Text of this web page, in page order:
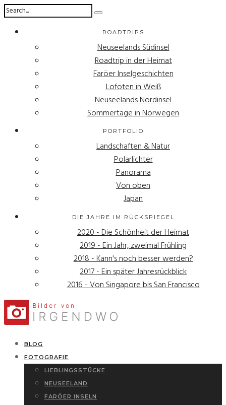
ROADTRIPS
Neuseelands Südinsel
Roadtrip in der Heimat
Faröer Inselgeschichten
Lofoten in Weiß
Neuseelands Nordinsel
Sommertage in Norwegen
PORTFOLIO
Landschaften & Natur
Polarlichter
Panorama
Von oben
Japan
DIE JAHRE IM RÜCKSPIEGEL
2020 - Die Schönheit der Heimat
2019 - Ein Jahr, zweimal Frühling
2018 - Kann's noch besser werden?
2017 - Ein später Jahresrückblick
2016 - Von Singapore bis San Francisco
BLOG
FOTOGRAFIE
LIEBLINGSSTÜCKE
NEUSEELAND
FARÖER INSELN